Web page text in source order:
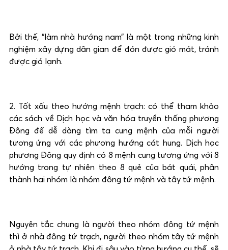
Bởi thế, “làm nhà hướng nam” là một trong những kinh
nghiệm xây dựng dân gian để đón được gió mát, tránh
được gió lạnh.
2. Tốt xấu theo hướng mệnh trạch: có thể tham khảo
các sách về Dịch học và văn hóa truyền thống phương
Đông để dễ dàng tìm ta cung mệnh của mỗi người
tương ứng với các phương hướng cát hung. Dịch học
phương Đông quy định có 8 mệnh cung tương ứng với 8
hướng trong tự nhiên theo 8 quẻ của bát quái, phân
thành hai nhóm là nhóm đông tứ mệnh và tây tứ mệnh.
Nguyên tắc chung là người theo nhóm đông tứ mệnh
thì ở nhà đông tứ trạch, người theo nhóm tây tứ mệnh